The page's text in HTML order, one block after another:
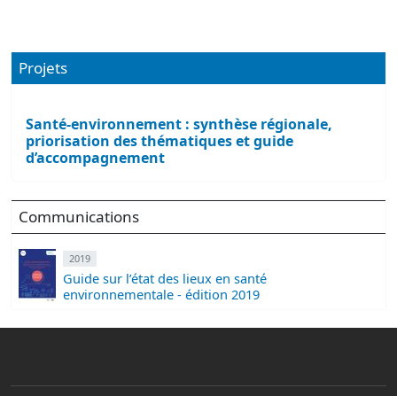
Projets
Santé-environnement : synthèse régionale,
priorisation des thématiques et guide
d’accompagnement
Communications
2019
Guide sur l’état des lieux en santé
environnementale - édition 2019